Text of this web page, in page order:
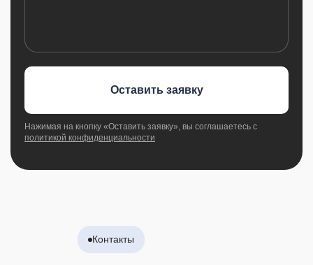
Оставить заявку
Нажимая на кнопку «Оставить заявку», вы соглашаетесь с
политикой конфиденциальности
Контакты